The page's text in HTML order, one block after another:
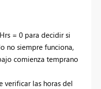
= 0 para decidir si
no siempre funciona,
comienza temprano
verificar las horas del